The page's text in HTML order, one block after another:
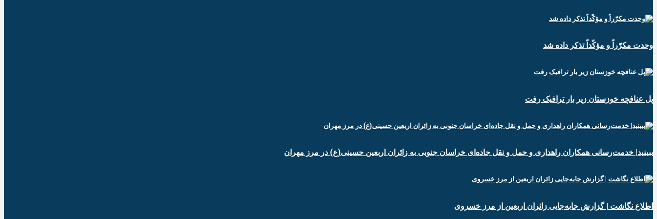
وحدت مکرّراً و مؤکّداً تذکر داده شد
پل عنافچه خوزستان زیر بار ترافیک رفت
ببینید| خدمت‌رسانی همکاران راهداری و حمل و نقل جاده‌ای خراسان جنوبی به زائران اربعین حسینی(ع) در مرز مهران
️اطلاع نگاشت | گزارش جابه‌جایی زائران اربعین از مرز خسروی